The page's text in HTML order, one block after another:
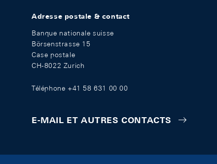
Adresse postale & contact
Banque nationale suisse
Börsenstrasse 15
Case postale
CH-8022 Zurich
Téléphone +41 58 631 00 00
E-MAIL ET AUTRES CONTACTS